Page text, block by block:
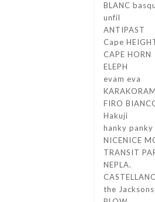
BLANC
unfil
ANTIPAST
Cape
CAPE HORN
ELEPH
evam eva
FIRO
Hakuji
hanky panky
NICENICE
TRANSIT
NEPLA.
the Jacksons